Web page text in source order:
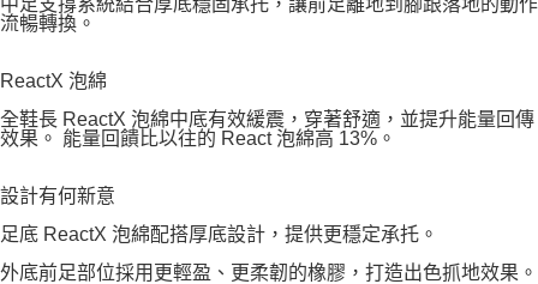
中足支撐系統結合厚底穩固承托，讓前足離地到腳跟落地的動作
流暢轉換。
ReactX 泡綿
全鞋長 ReactX 泡綿中底有效緩震，穿著舒適，並提升能量回傳
效果。 能量回饋比以往的 React 泡綿高 13%。
設計有何新意
足底 ReactX 泡綿配搭厚底設計，提供更穩定承托。
外底前足部位採用更輕盈、更柔韌的橡膠，打造出色抓地效果。